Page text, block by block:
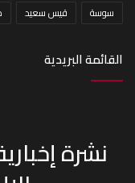
سوسة
قيس سعيد
القائمة البريدية
نشرة